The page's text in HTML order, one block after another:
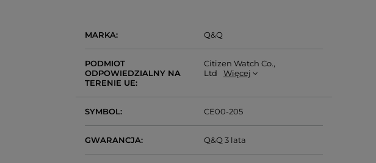
MARKA Q&Q
PODMIOT
ODPOWIEDZIALNY NA
TERENIE UE
Citizen Watch Co.,
Ltd
Więcej
SYMBOL CE00-205
GWARANCJA Q&Q 3 lata